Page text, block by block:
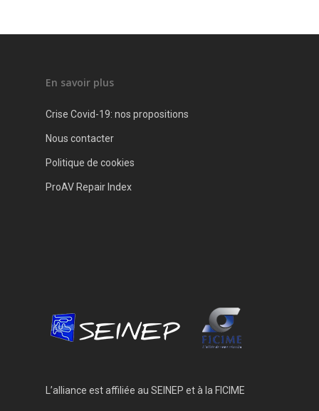
En savoir plus
Crise Covid-19: nos propositions
Nous contacter
Politique de cookies
ProAV Repair Index
L’alliance est affiliée au SEINEP et à la FICIME